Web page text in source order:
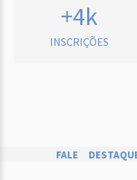
+4k
INSCRIÇÕES
FALE